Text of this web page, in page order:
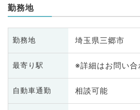
勤務地
勤務地 埼玉県三郷市
最寄り駅 ※詳細はお問い
自動車通勤 相談可能